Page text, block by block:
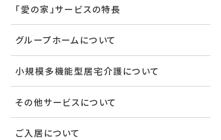
「愛の家」サービスの特長
グループホームについて
小規模多機能型居宅介護について
その他サービスについて
ご入居について